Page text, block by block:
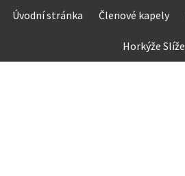
Skip
Úvodní stránka Členové kapely
Horkýže Slíže